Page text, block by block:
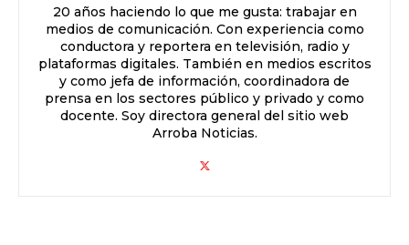
20 años haciendo lo que me gusta: trabajar en
medios de comunicación. Con experiencia como
conductora y reportera en televisión, radio y
plataformas digitales. También en medios escritos
y como jefa de información, coordinadora de
prensa en los sectores público y privado y como
docente. Soy directora general del sitio web
Arroba Noticias.